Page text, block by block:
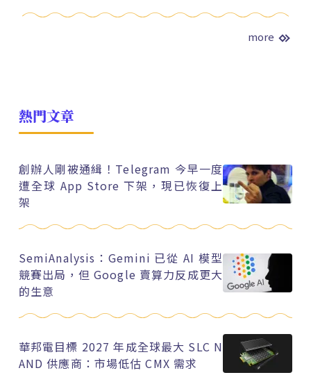
more
熱門文章
創辦人剛被通緝！Telegram 今早一度
遭全球 App Store 下架，現已恢復上
架
SemiAnalysis：Gemini 已從 AI 模型
競賽出局，但 Google 賣算力反成更大
的生意
華邦電目標 2027 年成全球最大 SLC N
AND 供應商：市場低估 CMX 需求